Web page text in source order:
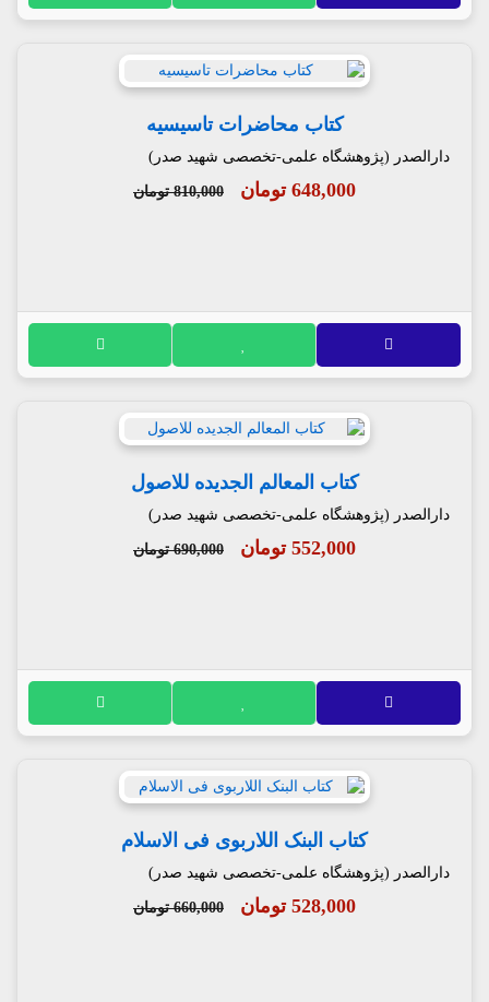
کتاب محاضرات تاسیسیه
دارالصدر (پژوهشگاه علمی-تخصصی شهید صدر)
648,000 تومان 810,000 تومان
کتاب المعالم الجدیده للاصول
دارالصدر (پژوهشگاه علمی-تخصصی شهید صدر)
552,000 تومان 690,000 تومان
کتاب البنک اللاربوی فی الاسلام
دارالصدر (پژوهشگاه علمی-تخصصی شهید صدر)
528,000 تومان 660,000 تومان